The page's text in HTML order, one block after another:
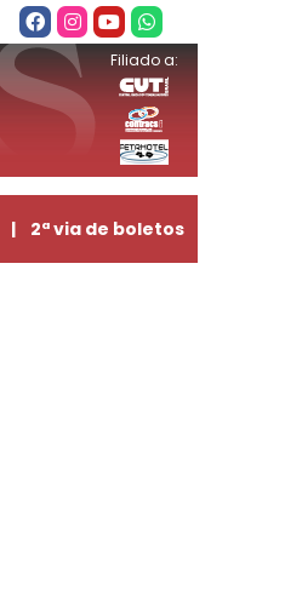
Filiado a:
| 2ª via de boletos